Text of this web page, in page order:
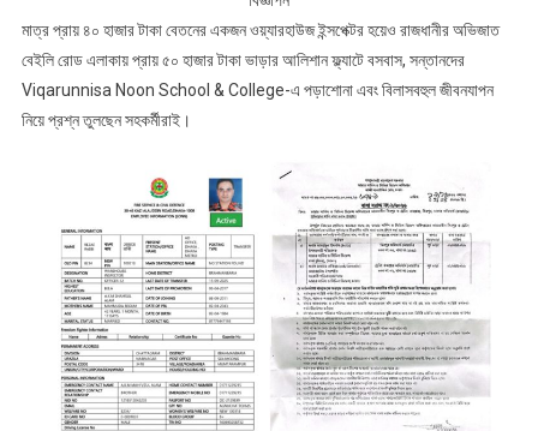
মাত্র প্রায় ৪০ হাজার টাকা বেতনের একজন ওয়্যারহাউজ ইন্সপেক্টর হয়েও রাজধানীর অভিজাত
বেইলি রোড এলাকায় প্রায় ৫০ হাজার টাকা ভাড়ার আলিশান ফ্ল্যাটে বসবাস, সন্তানদের
Viqarunnisa Noon School & College-এ পড়াশোনা এবং বিলাসবহুল জীবনযাপন
নিয়ে প্রশ্ন তুলছেন সহকর্মীরাই।